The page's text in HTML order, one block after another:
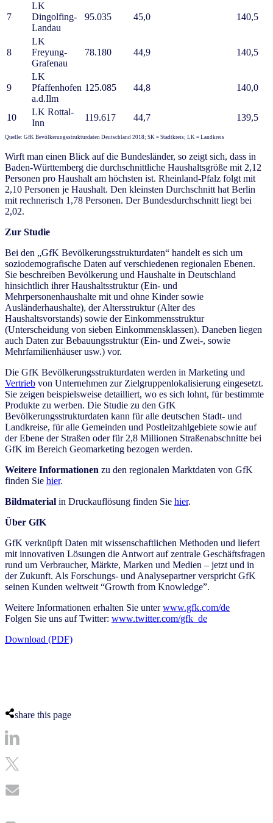
7
LK
Dingolfing-
Landau
95.035 45,0 140,5
8
LK
Freyung-
Grafenau
78.180 44,9 140,5
9
LK
Pfaffenhofen
a.d.Ilm
125.085 44,8 140,0
10
LK Rottal-
Inn
119.617 44,7 139,5
Quelle: GfK Bevölkerungsstrukturdaten Deutschland 2018; SK = Stadtkreis; LK = Landkreis
Wirft man einen Blick auf die Bundesländer, so zeigt sich, dass in
Baden-Württemberg die durchschnittliche Haushaltsgröße mit 2,12
Personen pro Haushalt am höchsten ist. Rheinland-Pfalz folgt mit
2,10 Personen je Haushalt. Den kleinsten Durchschnitt hat Berlin
mit rechnerisch 1,78 Personen. Der Bundesdurchschnitt liegt bei
2,02.
Zur Studie
Bei den „GfK Bevölkerungsstrukturdaten“ handelt es sich um
soziodemografische Daten auf verschiedenen regionalen Ebenen.
Sie beschreiben Bevölkerung und Haushalte in Deutschland
hinsichtlich ihrer Haushaltsstruktur (Ein- und
Mehrpersonenhaushalte mit und ohne Kinder sowie
Ausländerhaushalte), der Altersstruktur (Alter des
Haushaltsvorstands) sowie der Einkommensstruktur
(Unterscheidung von sieben Einkommensklassen). Daneben liegen
auch Daten zur Bebauungsstruktur (Ein- und Zwei-, sowie
Mehrfamilienhäuser usw.) vor.
Die GfK Bevölkerungsstrukturdaten werden in Marketing und
Vertrieb von Unternehmen zur Zielgruppenlokalisierung eingesetzt.
Sie zeigen beispielsweise detailliert, wo es sich lohnt, für bestimmte
Produkte zu werben. Die Studie zu den GfK
Bevölkerungsstrukturdaten kann für alle deutschen Stadt- und
Landkreise, für alle Gemeinden und Postleitzahlgebiete sowie auf
der Ebene der Straßen oder für 2,8 Millionen Straßenabschnitte bei
GfK im Bereich Geomarketing bezogen werden.
Weitere Informationen zu den regionalen Marktdaten von GfK
finden Sie hier.
Bildmaterial in Druckauflösung finden Sie hier.
Über GfK
GfK verknüpft Daten mit wissenschaftlichen Methoden und liefert
mit innovativen Lösungen die Antwort auf zentrale Geschäftsfragen
rund um Verbraucher, Märkte, Marken und Medien – jetzt und in
der Zukunft. Als Forschungs- und Analysepartner verspricht GfK
seinen Kunden weltweit “Growth from Knowledge”.
Weitere Informationen erhalten Sie unterwww.gfk.com/de
Folgen Sie uns auf Twitter: www.twitter.com/gfk_de
Download (PDF)
share this page